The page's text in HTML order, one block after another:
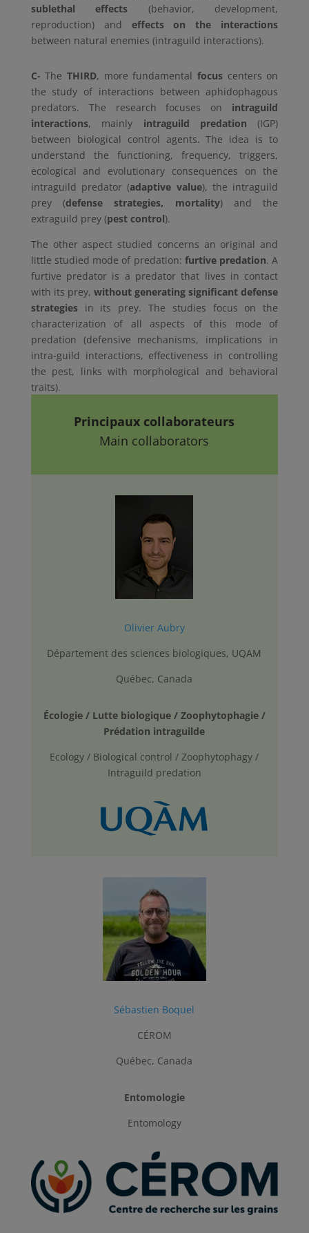
sublethal effects (behavior, development,
reproduction) and effects on the interactions
between natural enemies (intraguild interactions).
C-TheTHIRD, more fundamental focuscenters on
the study of interactions between aphidophagous
predators. The research focuses on intraguild
interactions, mainly intraguild predation (IGP)
between biological control agents. The idea is to
understand the functioning, frequency, triggers,
ecological and evolutionary consequences on the
intraguild predator (adaptive value), the intraguild
prey (defense strategies, mortality) and the
extraguild prey (pest control).
The other aspect studied concerns an original and
little studied mode of predation: furtive predation. A
furtive predator is a predator that lives in contact
with its prey, without generating significant defense
strategiesin its prey. The studies focus on the
characterization of all aspects of this mode of
predation (defensive mechanisms, implications in
intra-guild interactions, effectiveness in controlling
the pest, links with morphological and behavioral
traits).
Principaux collaborateurs
Main collaborators
Olivier Aubry
Département des sciences biologiques, UQAM
Québec, Canada
Écologie / Lutte biologique / Zoophytophagie /
Prédation intraguilde
Ecology / Biological control / Zoophytophagy /
Intraguild predation
Sébastien Boquel
CÉROM
Québec, Canada
Entomologie
Entomology